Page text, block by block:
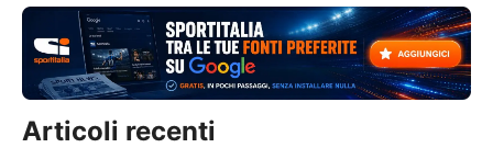
Articoli recenti